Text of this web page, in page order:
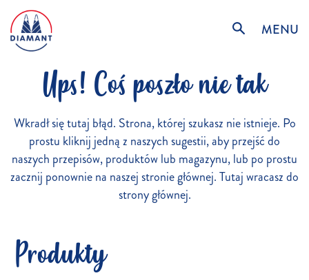
MENU
Ups! Coś poszło nie tak
Wkradł się tutaj błąd. Strona, której szukasz nie istnieje. Po
prostu kliknij jedną z naszych sugestii, aby przejść do
naszych przepisów, produktów lub magazynu, lub po prostu
zacznij ponownie na naszej stronie głównej. Tutaj wracasz do
strony głównej.
Produkty